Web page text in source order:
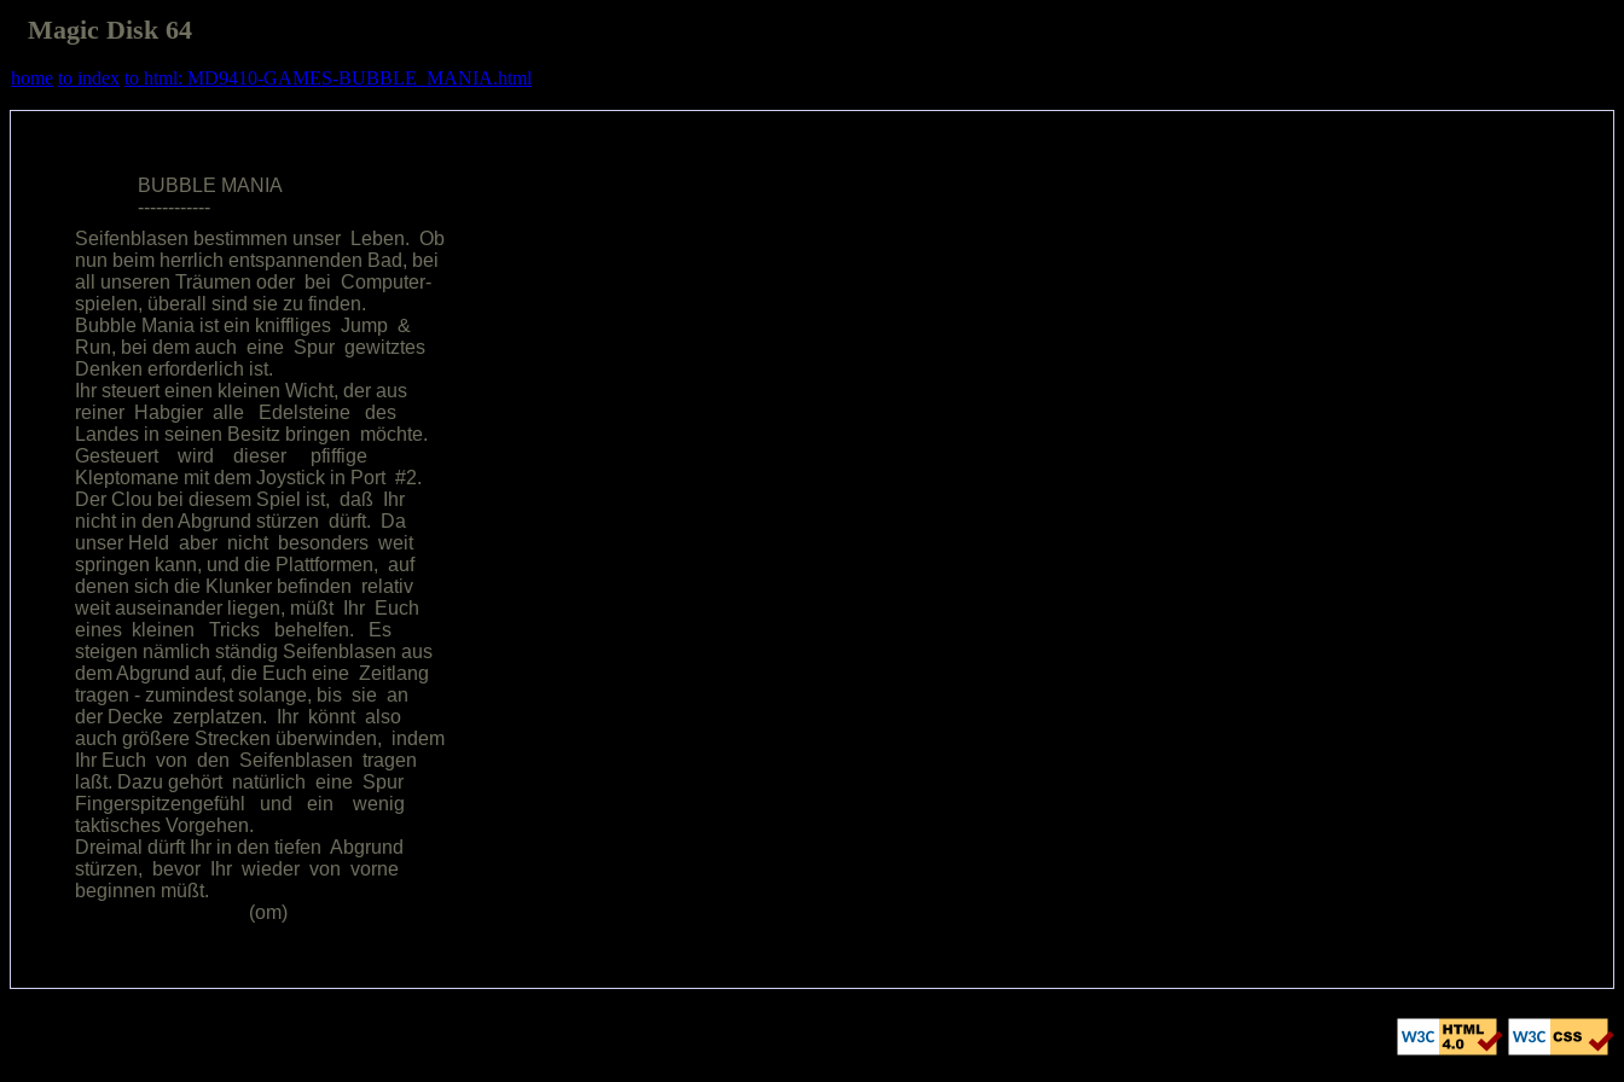
Magic Disk 64
home to index to html: MD9410-GAMES-BUBBLE_MANIA.html
             BUBBLE MANIA
Seifenblasen bestimmen unser  Leben.  Ob
nun beim herrlich entspannenden Bad, bei
all unseren Träumen oder  bei  Computer-
spielen, überall sind sie zu finden.
Bubble Mania ist ein kniffliges  Jump  &
Run, bei dem auch  eine  Spur  gewitztes
Denken erforderlich ist.
Ihr steuert einen kleinen Wicht, der aus
reiner  Habgier  alle   Edelsteine   des
Landes in seinen Besitz bringen  möchte.
Gesteuert    wird    dieser     pfiffige
Kleptomane mit dem Joystick in Port  #2.
Der Clou bei diesem Spiel ist,  daß  Ihr
nicht in den Abgrund stürzen  dürft.  Da
unser Held  aber  nicht  besonders  weit
springen kann, und die Plattformen,  auf
denen sich die Klunker befinden  relativ
weit auseinander liegen, müßt  Ihr  Euch
eines  kleinen   Tricks   behelfen.   Es
steigen nämlich ständig Seifenblasen aus
dem Abgrund auf, die Euch eine  Zeitlang
tragen - zumindest solange, bis  sie  an
der Decke  zerplatzen.  Ihr  könnt  also
auch größere Strecken überwinden,  indem
Ihr Euch  von  den  Seifenblasen  tragen
laßt. Dazu gehört  natürlich  eine  Spur
Fingerspitzengefühl   und   ein    wenig
taktisches Vorgehen.
Dreimal dürft Ihr in den tiefen  Abgrund
stürzen,  bevor  Ihr  wieder  von  vorne
beginnen müßt.